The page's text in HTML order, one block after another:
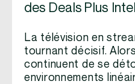
des Deals Plus
La télévision en
tournant décisif.
continuent de se
environnements